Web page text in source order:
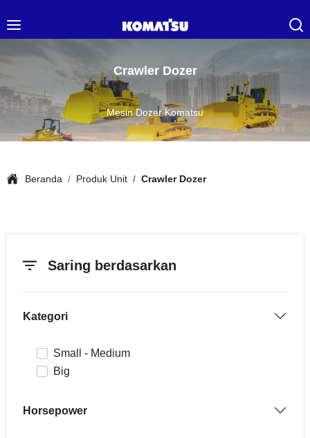
Crawler Dozer
Mesin Dozer Komatsu
Beranda Produk Unit Crawler Dozer
Saring berdasarkan
Kategori
Small - Medium
Big
Horsepower